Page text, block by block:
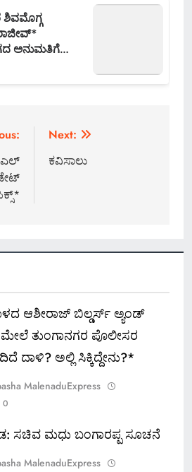
Next:
ಕವಿಸಾಲು
ಆಶೀರಾಜ್ ಬಿಲ್ಡರ್ಸ್ ಅ್ಯಂಡ್
ತುಂಗಾನಗರ ಪೊಲೀಸರ
ಅಲ್ಲಿ ಸಿಕ್ಕಿದ್ದೇನು?*
MalenaduExpress
0
ಸಚಿವ ಮಧು ಬಂಗಾರಪ್ಪ ಸೂಚನೆ
MalenaduExpress